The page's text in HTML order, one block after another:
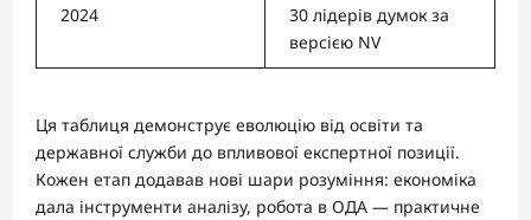
2024
30 лідерів думок за
версією NV
Ця таблиця демонструє еволюцію від освіти та
державної служби до впливової експертної позиції.
Кожен етап додавав нові шари розуміння: економіка
дала інструменти аналізу, робота в ОДА — практичне